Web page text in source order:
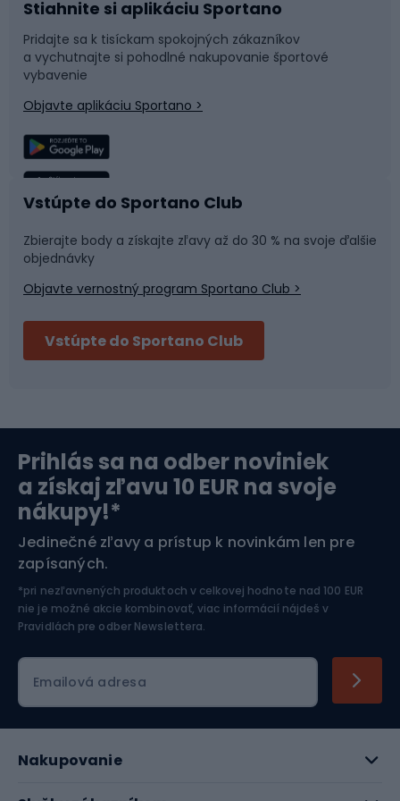
Príslušenstvo k bicyklom
Časti bicyklov
Rybolov
Športová medicína
Bushcraft
Bikepacking
Orientačný beh
Sane a kĺzačky
Snowboard
Plávanie
Tímové športy
Fitness a posilňovňa
Cyklistické prilby
Lyžovanie
Športová elektronika
Jazdectvo
Stiahnite si aplikáciu Sportano
Pridajte sa k tisíckam spokojných zákazníkov
a vychutnajte si pohodlné nakupovanie športové
vybavenie
Objavte aplikáciu Sportano >
Vstúpte do Sportano Club
Zbierajte body a získajte zľavy až do 30 % na svoje ďalšie
objednávky
Objavte vernostný program Sportano Club >
Vstúpte do Sportano Club
Prihlás sa na odber noviniek
a získaj zľavu 10 EUR na svoje
nákupy!*
Jedinečné zľavy a prístup k novinkám len pre
zapísaných.
*pri nezľavnených produktoch v celkovej hodnote nad 100 EUR
nie je možné akcie kombinovať, viac informácií nájdeš v
Pravidlách pre odber Newslettera.
Emailová adresa
Nakupovanie